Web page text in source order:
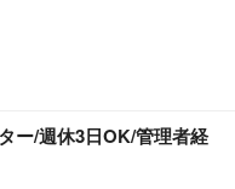
ー/週休3日OK/管理者経